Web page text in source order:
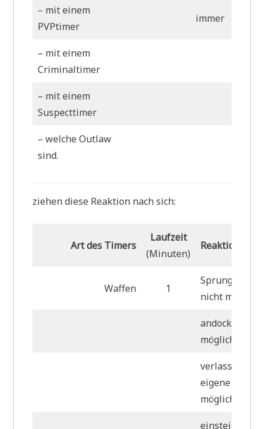
– mit einem
PVPtimer
immer
– mit einem
Criminaltimer
– mit einem
Suspecttimer
– welche Outlaw
sind.
ziehen diese Reaktion nach sich:
Art des Timers
Laufzeit
(Minuten)
Reaktion
Waffen 1
nicht möglich
andocken
möglich
verlassen des
eigene
möglich
einsteigen in